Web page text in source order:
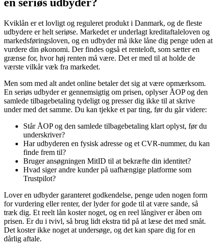
Kviklån er et lovligt og reguleret produkt i Danmark, og de fleste
udbydere er helt seriøse. Markedet er underlagt kreditaftaleloven og
markedsføringsloven, og en udbyder må ikke låne dig penge uden at
vurdere din økonomi. Der findes også et renteloft, som sætter en
grænse for, hvor høj renten må være. Det er med til at holde de
værste vilkår væk fra markedet.
Men som med alt andet online betaler det sig at være opmærksom.
En seriøs udbyder er gennemsigtig om prisen, oplyser ÅOP og den
samlede tilbagebetaling tydeligt og presser dig ikke til at skrive
under med det samme. Du kan tjekke et par ting, før du går videre:
Står ÅOP og den samlede tilbagebetaling klart oplyst, før du
underskriver?
Har udbyderen en fysisk adresse og et CVR-nummer, du kan
finde frem til?
Bruger ansøgningen MitID til at bekræfte din identitet?
Hvad siger andre kunder på uafhængige platforme som
Trustpilot?
Lover en udbyder garanteret godkendelse, penge uden nogen form
for vurdering eller renter, der lyder for gode til at være sande, så
træk dig. Et reelt lån koster noget, og en reel långiver er åben om
prisen. Er du i tvivl, så brug lidt ekstra tid på at læse det med småt.
Det koster ikke noget at undersøge, og det kan spare dig for en
dårlig aftale.